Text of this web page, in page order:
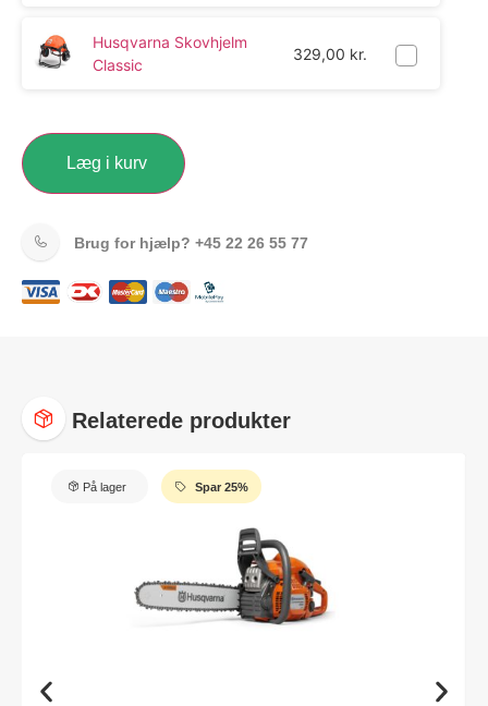
Husqvarna Skovhjelm
Classic
329,00 kr.
Læg i kurv
Brug for hjælp? +45 22 26 55 77
Relaterede produkter
På lager Spar 25%